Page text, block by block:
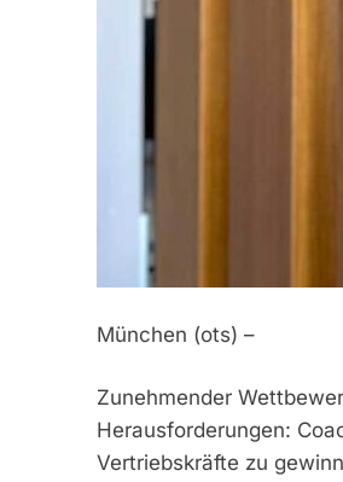
München (ots) –
Zunehmender
Herausforderungen:
Vertriebskräfte zu